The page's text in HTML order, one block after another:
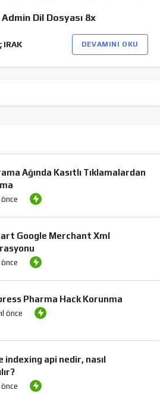
Dil Dosyası 8x
IRAK DEVAMINI OKU
Ağında Kasıtlı Tıklamalardan
önce
Google Merchant Xml
önce
Pharma Hack Korunma
önce
indexing api nedir, nasıl
önce